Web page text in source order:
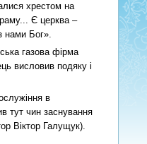
хрестом на
Є церква –
нами Бог».
газова фірма
висловив подяку і
в
тут чин заснування
Віктор Галущук).